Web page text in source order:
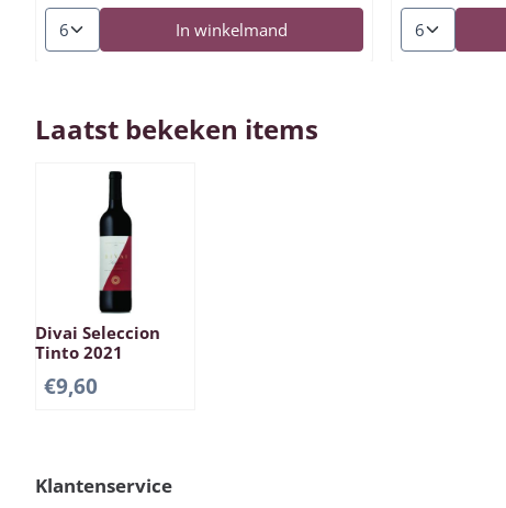
Aantal kiezen voor Pereira De Melo Primado Tinto 2012
In winkelmand Aantal kiezen
Laatst bekeken items
Divai Seleccion
Tinto 2021
€9,60
Klantenservice